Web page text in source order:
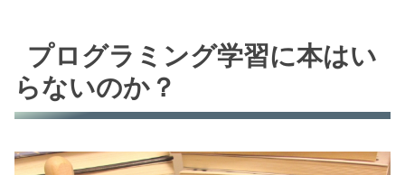
プログラミング学習に本はい
らないのか？